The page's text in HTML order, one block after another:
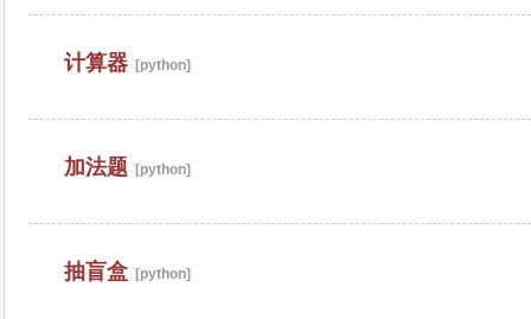
计算器 [python]
加法题 [python]
抽盲盒 [python]